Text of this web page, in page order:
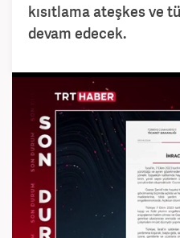
kısıtlama ateşkes ve
devam edecek.